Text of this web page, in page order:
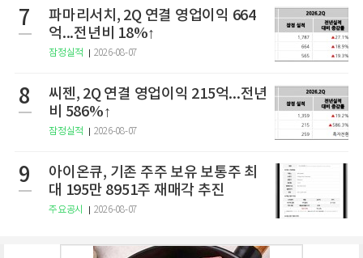
7
파마리서치, 2Q 연결 영업이익 664
억...전년비 18%↑
잠정실적 2026-08-07
8
씨젠, 2Q 연결 영업이익 215억...전년
비 586%↑
잠정실적 2026-08-07
9
아이온큐, 기존 주주 보유 보통주 최
대 195만 8951주 재매각 추진
주요공시 2026-08-07